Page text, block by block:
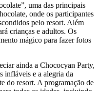
”, uma das principais
onde os participantes
pelo resort. Além
crianças e adultos. Os
mágico para fazer fotos
ainda a Chococyan Party,
infláveis e a alegria da
do resort. A programação de